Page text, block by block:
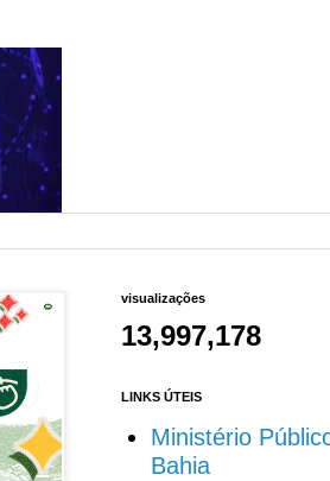
visualizações
13,997,178
LINKS ÚTEIS
Ministério
Bahia